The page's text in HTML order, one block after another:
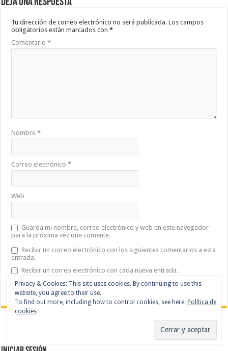
Deja una respuesta
Tu dirección de correo electrónico no será publicada. Los campos
obligatorios están marcados con*
Comentario*
Nombre*
Correo electrónico*
Web
Guarda mi nombre, correo electrónico y web en este navegador
para la próxima vez que comente.
Recibir un correo electrónico con los siguientes comentarios a esta
entrada.
Recibir un correo electrónico con cada nueva entrada.